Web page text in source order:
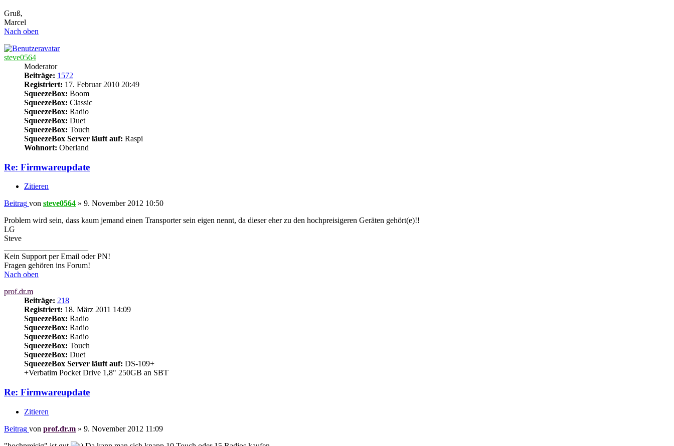
Gruß,
Marcel
Nach oben
steve0564
Moderator
Beiträge: 1572
Registriert: 17. Februar 2010 20:49
SqueezeBox: Boom
SqueezeBox: Classic
SqueezeBox: Radio
SqueezeBox: Duet
SqueezeBox: Touch
SqueezeBox Server läuft auf: Raspi
Wohnort: Oberland
Re: Firmwareupdate
Zitieren
Beitrag von steve0564 » 9. November 2012 10:50
Problem wird sein, dass kaum jemand einen Transporter sein eigen nennt, da dieser eher zu den hochpreisigeren Geräten gehört(e)!!
LG
Steve
Kein Support per Email oder PN!
Fragen gehören ins Forum!
Nach oben
prof.dr.m
Beiträge: 218
Registriert: 18. März 2011 14:09
SqueezeBox: Radio
SqueezeBox: Radio
SqueezeBox: Radio
SqueezeBox: Touch
SqueezeBox: Duet
SqueezeBox Server läuft auf: DS-109+
+Verbatim Pocket Drive 1,8" 250GB an SBT
Re: Firmwareupdate
Zitieren
Beitrag von prof.dr.m » 9. November 2012 11:09